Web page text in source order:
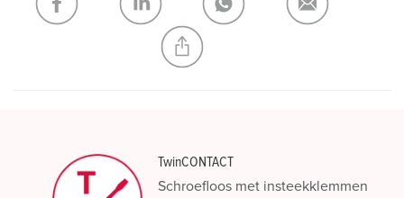
NIEUW LIJST MAKEN
TwinCONTACT
Schroefloos met insteekklemmen